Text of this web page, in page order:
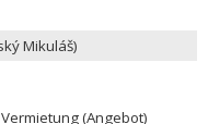
Vermietung (Angebot)